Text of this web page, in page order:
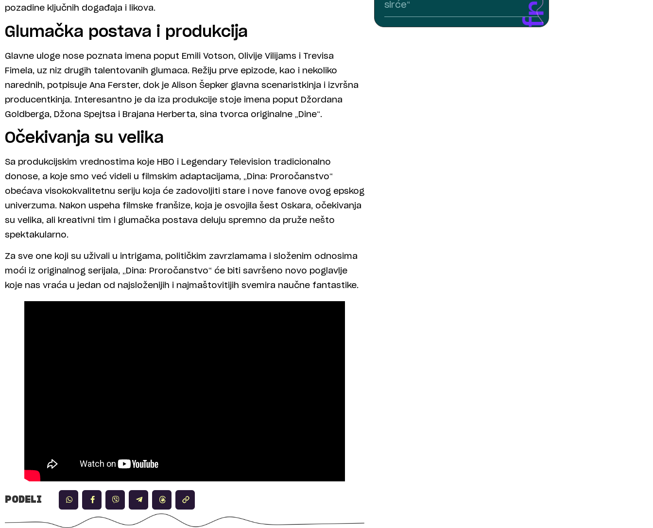
pozadine ključnih događaja i likova.
Glumačka postava i produkcija
Glavne uloge nose poznata imena poput Emili Votson, Olivije Vilijams i Trevisa
Fimela, uz niz drugih talentovanih glumaca. Režiju prve epizode, kao i nekoliko
narednih, potpisuje Ana Ferster, dok je Alison Šepker glavna scenaristkinja i izvršna
producentkinja. Interesantno je da iza produkcije stoje imena poput Džordana
Goldberga, Džona Spejtsa i Brajana Herberta, sina tvorca originalne „Dine“.
Očekivanja su velika
Sa produkcijskim vrednostima koje HBO i Legendary Television tradicionalno
donose, a koje smo već videli u filmskim adaptacijama, „Dina: Proročanstvo“
obećava visokokvalitetnu seriju koja će zadovoljiti stare i nove fanove ovog epskog
univerzuma. Nakon uspeha filmske franšize, koja je osvojila šest Oskara, očekivanja
su velika, ali kreativni tim i glumačka postava deluju spremno da pruže nešto
spektakularno.
Za sve one koji su uživali u intrigama, političkim zavrzlamama i složenim odnosima
moći iz originalnog serijala, „Dina: Proročanstvo“ će biti savršeno novo poglavlje
koje nas vraća u jedan od najsloženijih i najmaštovitijih svemira naučne fantastike.
PODELI
sirće“